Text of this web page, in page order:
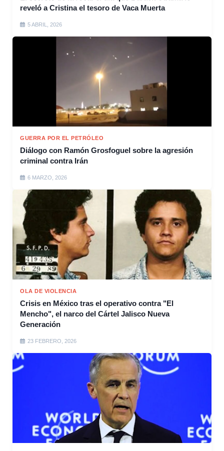
reveló a Cristina el tesoro de Vaca Muerta
5 ABRIL, 2026
GUERRA POR EL PETRÓLEO
Diálogo con Ramón Grosfoguel sobre la agresión
criminal contra Irán
6 MARZO, 2026
OLA DE VIOLENCIA
Crisis en México tras el operativo contra "El
Mencho", el narco del Cártel Jalisco Nueva
Generación
23 FEBRERO, 2026